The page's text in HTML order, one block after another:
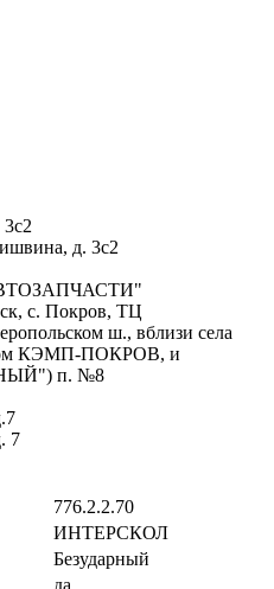
д. 3с2
c. Покров, ТЦ
ш., вблизи села
КЭМП-ПОКРОВ, и
п. №8
7
776.2.2.70
ИНТЕРСКОЛ
Безударный
да